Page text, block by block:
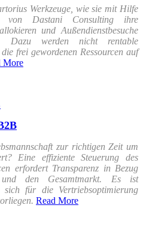
Werkzeuge, wie sie mit Hilfe
von Dastani Consulting ihre
und Außendienstbesuche
Dazu werden nicht rentable
frei gewordenen Ressourcen auf
More
zur richtigen Zeit um
Eine effiziente Steuerung des
erfordert Transparenz in Bezug
den Gesamtmarkt. Es ist
für die Vertriebsoptimierung
Read More